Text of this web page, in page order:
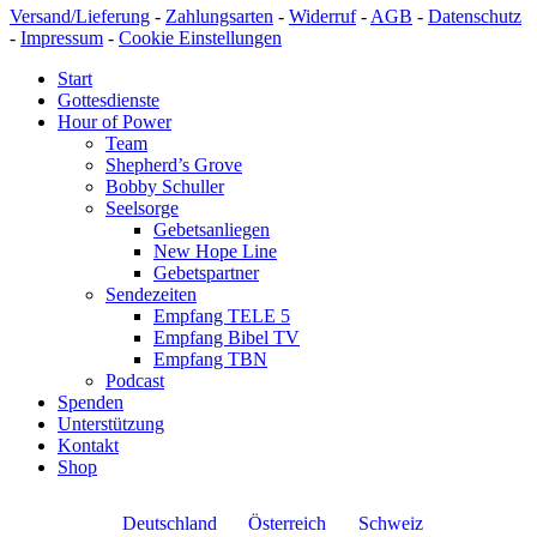
Versand/Lieferung - Zahlungsarten - Widerruf- AGB - Datenschutz
- Impressum - Cookie Einstellungen
Start
Gottesdienste
Hour of Power
Team
Shepherd’s Grove
Bobby Schuller
Seelsorge
Gebetsanliegen
New Hope Line
Gebetspartner
Sendezeiten
Empfang TELE 5
Empfang Bibel TV
Empfang TBN
Podcast
Spenden
Unterstützung
Kontakt
Shop
Deutschland Österreich Schweiz